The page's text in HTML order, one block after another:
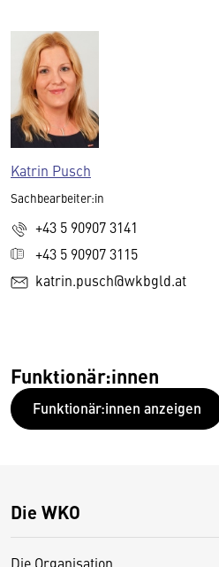
Katrin Pusch
Sachbearbeiter:in
+43 5 90907 3141
+43 5 90907 3115
katrin.pusch@wkbgld.at
Funktionär:innen
Funktionär:innen anzeigen
Die WKO
Die Organisation